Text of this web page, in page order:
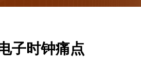
子时钟痛点